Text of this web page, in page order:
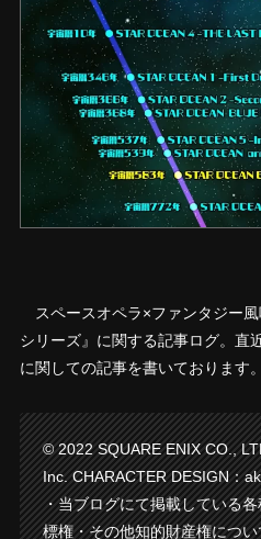
スペースオペラ×ファンタジー
シリーズ』に関する記事ログ。直
に関しての記事を書いております。
© 2022 SQUARE ENIX CO.,
Inc. CHARACTER DESIGN：
・当ブログにて掲載している
標権・その他知的財産権につ